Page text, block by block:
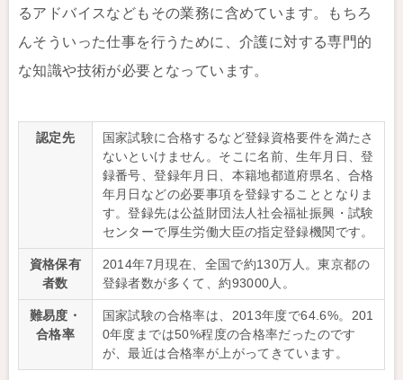
るアドバイスなどもその業務に含めています。もちろ
んそういった仕事を行うために、介護に対する専門的
な知識や技術が必要となっています。
認定先
国家試験に合格するなど登録資格要件を満たさ
ないといけません。そこに名前、生年月日、登
録番号、登録年月日、本籍地都道府県名、合格
年月日などの必要事項を登録することとなりま
す。登録先は公益財団法人社会福祉振興・試験
センターで厚生労働大臣の指定登録機関です。
資格保有
者数
2014年7月現在、全国で約130万人。東京都の
登録者数が多くて、約93000人。
難易度・
合格率
国家試験の合格率は、2013年度で64.6%。201
0年度までは50%程度の合格率だったのです
が、最近は合格率が上がってきています。